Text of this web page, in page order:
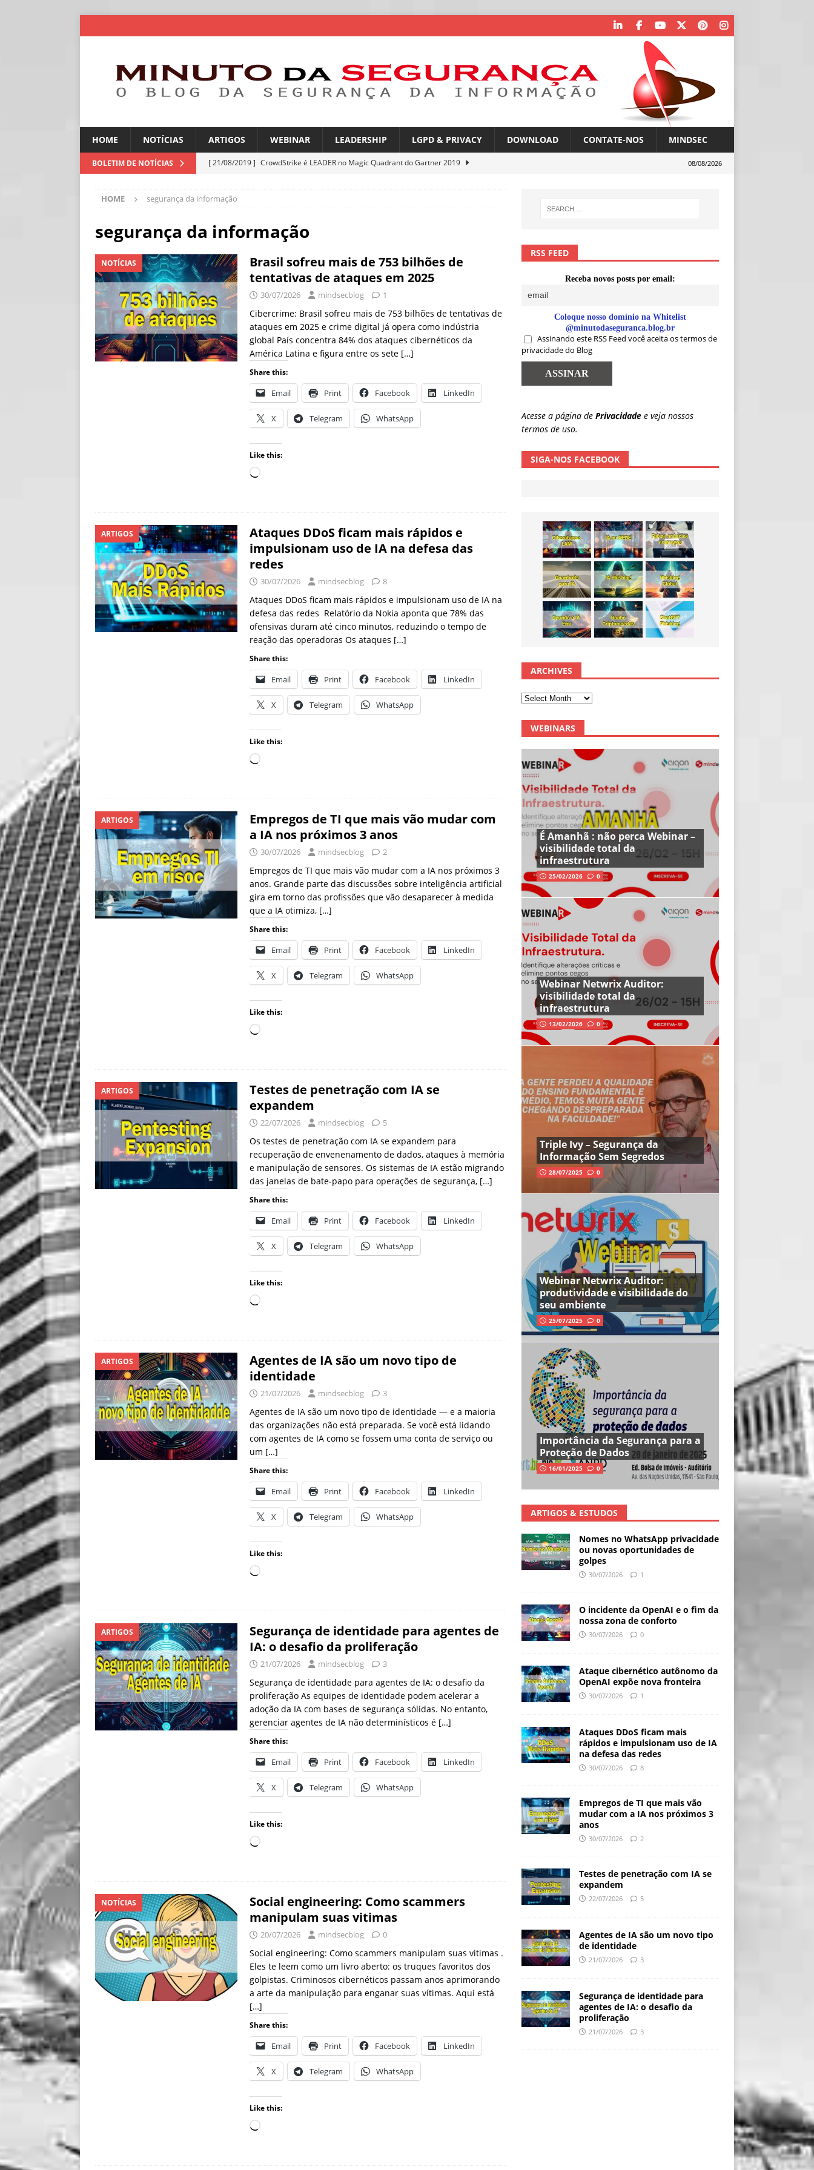
HOME NOTÍCIAS ARTIGOS WEBINAR LEADERSHIP LGPD & PRIVACY DOWNLOAD CONTATE-NOS MINDSEC
BOLETIM DE NOTÍCIAS [ 21/08/2019 ] CrowdStrike é LEADER no Magic Quadrant do Gartner 2019
[ 06/08/2026 ]
industriais
IA amplia desafio de segurança e governança nas redes corporativas
NOTÍCIAS
[ 06/08/2026 ]
Falsas promessas de emprego na Meta, Disney, Coca-Cola e Spotify
NOTÍCIAS
[ 06/08/2026 ] Sem guardrails, a autonomia da IA se torna um risco
NOTÍCIAS
[ 06/08/2026 ]
IA eleva taxa de sucesso de phishing para 54%
08/08/2026
HOME segurança da informação
segurança da informação
NOTÍCIAS
Brasil sofreu mais de 753 bilhões de
tentativas de ataques em 2025
30/07/2026 mindsecblog 1
Cibercrime: Brasil sofreu mais de 753 bilhões de tentativas de
ataques em 2025 e crime digital já opera como indústria
global País concentra 84% dos ataques cibernéticos da
América Latina e figura entre os sete […]
Share this:
Email Print Facebook LinkedIn
X Telegram WhatsApp
Like this:
ARTIGOS
Ataques DDoS ficam mais rápidos e
impulsionam uso de IA na defesa das
redes
30/07/2026 mindsecblog 8
Ataques DDoS ficam mais rápidos e impulsionam uso de IA na
defesa das redes Relatório da Nokia aponta que 78% das
ofensivas duram até cinco minutos, reduzindo o tempo de
reação das operadoras Os ataques […]
Share this:
Email Print Facebook LinkedIn
X Telegram WhatsApp
Like this:
ARTIGOS
Empregos de TI que mais vão mudar com
a IA nos próximos 3 anos
30/07/2026 mindsecblog 2
Empregos de TI que mais vão mudar com a IA nos próximos 3
anos. Grande parte das discussões sobre inteligência artificial
gira em torno das profissões que vão desaparecer à medida
que a IA otimiza, […]
Share this:
Email Print Facebook LinkedIn
X Telegram WhatsApp
Like this:
ARTIGOS
Testes de penetração com IA se
expandem
22/07/2026 mindsecblog 5
Os testes de penetração com IA se expandem para
recuperação de envenenamento de dados, ataques à memória
e manipulação de sensores. Os sistemas de IA estão migrando
das janelas de bate-papo para operações de segurança, […]
Share this:
Email Print Facebook LinkedIn
X Telegram WhatsApp
Like this:
ARTIGOS
Agentes de IA são um novo tipo de
identidade
21/07/2026 mindsecblog 3
Agentes de IA são um novo tipo de identidade — e a maioria
das organizações não está preparada. Se você está lidando
com agentes de IA como se fossem uma conta de serviço ou
um […]
Share this:
Email Print Facebook LinkedIn
X Telegram WhatsApp
Like this:
ARTIGOS
Segurança de identidade para agentes de
IA: o desafio da proliferação
21/07/2026 mindsecblog 3
Segurança de identidade para agentes de IA: o desafio da
proliferação As equipes de identidade podem acelerar a
adoção da IA ​​com bases de segurança sólidas. No entanto,
gerenciar agentes de IA não determinísticos é […]
Share this:
Email Print Facebook LinkedIn
X Telegram WhatsApp
Like this:
NOTÍCIAS
Social engineering: Como scammers
manipulam suas vitimas
20/07/2026 mindsecblog 0
Social engineering: Como scammers manipulam suas vitimas .
Eles te leem como um livro aberto: os truques favoritos dos
golpistas. Criminosos cibernéticos passam anos aprimorando
a arte da manipulação para enganar suas vítimas. Aqui está
[…]
Share this:
Email Print Facebook LinkedIn
X Telegram WhatsApp
Like this:
RSS FEED
Receba novos posts por email:
Coloque nosso domínio na Whitelist
@minutodaseguranca.blog.br
Assinando este RSS Feed você aceita os termos de
privacidade do Blog
Acesse a página de Privacidade e veja nossos
termos de uso.
SIGA-NOS FACEBOOK
ARCHIVES
WEBINARS
É Amanhã : não perca Webinar –
visibilidade total da
infraestrutura
25/02/2026 0
Webinar Netwrix Auditor:
visibilidade total da
infraestrutura
13/02/2026 0
Triple Ivy – Segurança da
Informação Sem Segredos
28/07/2025 0
Webinar Netwrix Auditor:
produtividade e visibilidade do
seu ambiente
25/07/2025 0
Importância da Segurança para a
Proteção de Dados
16/01/2025 0
ARTIGOS & ESTUDOS
Nomes no WhatsApp privacidade
ou novas oportunidades de
golpes
30/07/2026 1
O incidente da OpenAI e o fim da
nossa zona de conforto
30/07/2026 0
Ataque cibernético autônomo da
OpenAI expõe nova fronteira
30/07/2026 1
Ataques DDoS ficam mais
rápidos e impulsionam uso de IA
na defesa das redes
30/07/2026 8
Empregos de TI que mais vão
mudar com a IA nos próximos 3
anos
30/07/2026 2
Testes de penetração com IA se
expandem
22/07/2026 5
Agentes de IA são um novo tipo
de identidade
21/07/2026 3
Segurança de identidade para
agentes de IA: o desafio da
proliferação
21/07/2026 3